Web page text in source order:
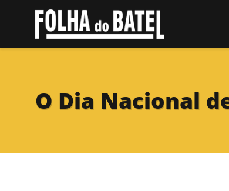
O Dia Nacional